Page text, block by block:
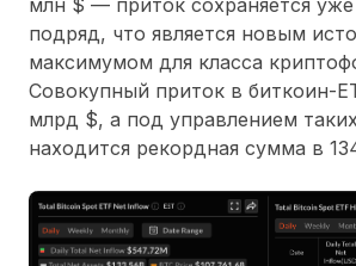
млн $ — приток сохраняется
подряд, что является новым
максимумом для класса
Совокупный приток в биткоин-
млрд $, а под управлением
находится рекордная сумма в